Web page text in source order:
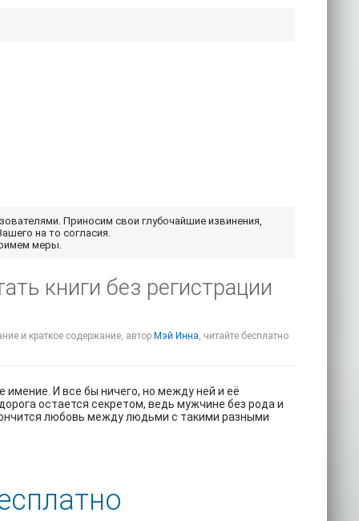
Приносим свои глубочайшие извинения,
на то согласия.
меры.
книги без регистрации
и краткое содержание, автор Мэй Инна, читайте бесплатно
имение. И все бы ничего, но между ней и её
остается секретом, ведь мужчине без рода и
любовь между людьми с такими разными